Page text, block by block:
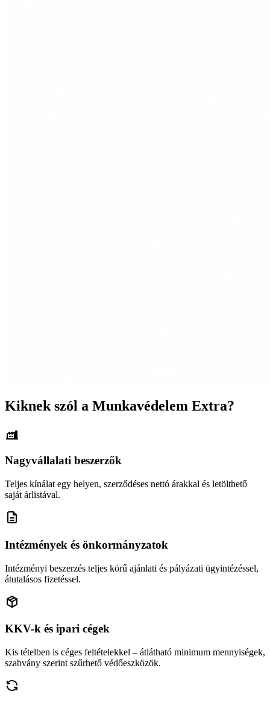
Kiknek szól a Munkavédelem Extra?
Nagyvállalati beszerzők
Teljes kínálat egy helyen, szerződéses nettó árakkal és letölthető
saját árlistával.
Intézmények és önkormányzatok
Intézményi beszerzés teljes körű ajánlati és pályázati ügyintézéssel,
átutalásos fizetéssel.
KKV-k és ipari cégek
Kis tételben is céges feltételekkel – átlátható minimum mennyiségek,
szabvány szerint szűrhető védőeszközök.